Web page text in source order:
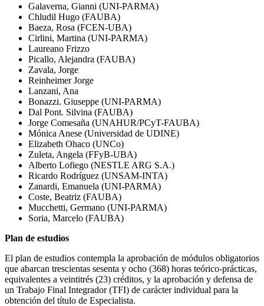
Galaverna, Gianni (UNI-PARMA)
Chludil Hugo (FAUBA)
Baeza, Rosa (FCEN-UBA)
Cirlini, Martina (UNI-PARMA)
Laureano Frizzo
Picallo, Alejandra (FAUBA)
Zavala, Jorge
Reinheimer Jorge
Lanzani, Ana
Bonazzi. Giuseppe (UNI-PARMA)
Dal Pont. Silvina (FAUBA)
Jorge Comesaña (UNAHUR/PCyT-FAUBA)
Mónica Anese (Universidad de UDINE)
Elizabeth Ohaco (UNCo)
Zuleta, Angela (FFyB-UBA)
Alberto Lofiego (NESTLE ARG S.A.)
Ricardo Rodríguez (UNSAM-INTA)
Zanardi, Emanuela (UNI-PARMA)
Coste, Beatriz (FAUBA)
Mucchetti, Germano (UNI-PARMA)
Soria, Marcelo (FAUBA)
Plan de estudios
El plan de estudios contempla la aprobación de módulos obligatorios
que abarcan trescientas sesenta y ocho (368) horas teórico-prácticas,
equivalentes a veintitrés (23) créditos, y la aprobación y defensa de
un Trabajo Final Integrador (TFI) de carácter individual para la
obtención del título de Especialista.